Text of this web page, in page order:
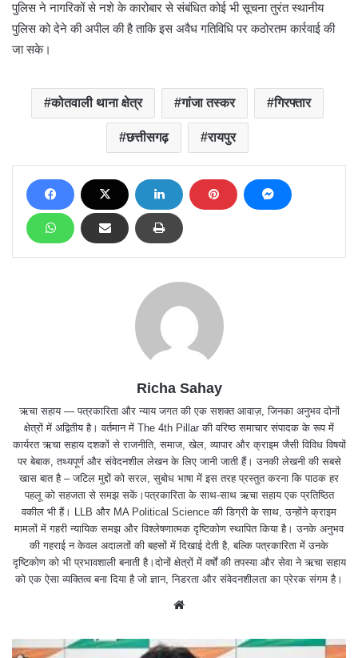
पुलिस ने नागरिकों से नशे के कारोबार से संबंधित कोई भी सूचना तुरंत स्थानीय
पुलिस को देने की अपील की है ताकि इस अवैध गतिविधि पर कठोरतम कार्रवाई की
जा सके।
कोतवाली थाना क्षेत्र गांजा तस्कर गिरफ्तार
छत्तीसगढ़ रायपुर
Richa Sahay
ऋचा सहाय — पत्रकारिता और न्याय जगत की एक सशक्त आवाज़, जिनका अनुभव दोनों
क्षेत्रों में अद्वितीय है। वर्तमान में The 4th Pillar की वरिष्ठ समाचार संपादक के रूप में
कार्यरत ऋचा सहाय दशकों से राजनीति, समाज, खेल, व्यापार और क्राइम जैसी विविध विषयों
पर बेबाक, तथ्यपूर्ण और संवेदनशील लेखन के लिए जानी जाती हैं। उनकी लेखनी की सबसे
खास बात है – जटिल मुद्दों को सरल, सुबोध भाषा में इस तरह प्रस्तुत करना कि पाठक हर
पहलू को सहजता से समझ सकें।पत्रकारिता के साथ-साथ ऋचा सहाय एक प्रतिष्ठित
वकील भी हैं। LLB और MA Political Science की डिग्री के साथ, उन्होंने क्राइम
मामलों में गहरी न्यायिक समझ और विश्लेषणात्मक दृष्टिकोण स्थापित किया है। उनके अनुभव
की गहराई न केवल अदालतों की बहसों में दिखाई देती है, बल्कि पत्रकारिता में उनके
दृष्टिकोण को भी प्रभावशाली बनाती है।दोनों क्षेत्रों में वर्षों की तपस्या और सेवा ने ऋचा सहाय
को एक ऐसा व्यक्तित्व बना दिया है जो ज्ञान, निडरता और संवेदनशीलता का प्रेरक संगम है।
e